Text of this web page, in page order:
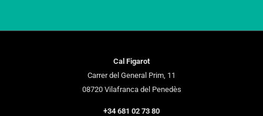
Cal Figarot
Carrer del General Prim, 11
08720 Vilafranca del Penedès
+34 681 02 73 80